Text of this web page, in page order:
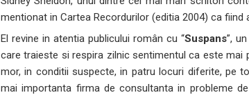
mentionat in Cartea Recordurilor (editia 2004) ca
El revine in atentia publicului român cu “Suspans”,
care traieste si respira zilnic sentimentul ca este mai
mor, in conditii suspecte, in patru locuri diferite, pe
mai importanta firma de consultanta in probleme